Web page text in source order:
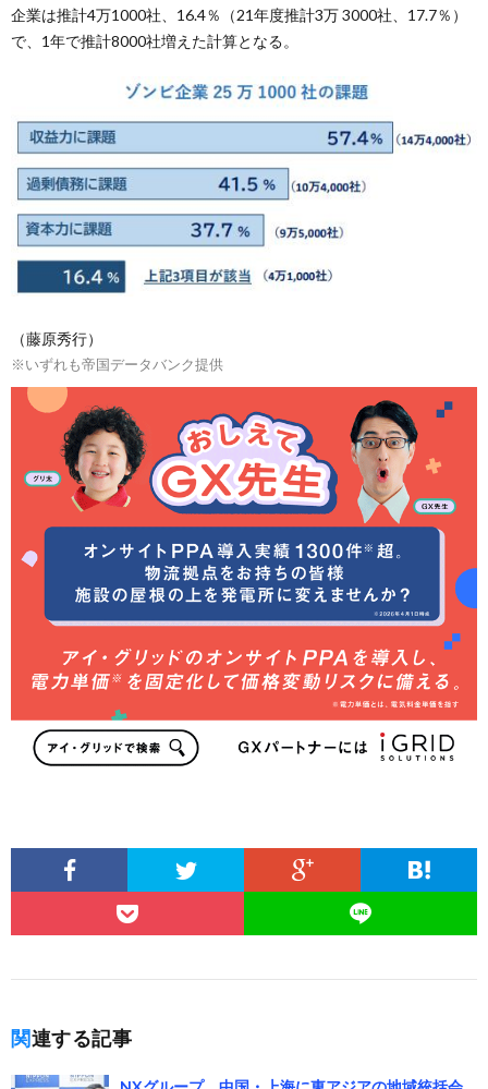
企業は推計4万1000社、16.4％（21年度推計3万 3000社、17.7％）
で、1年で推計8000社増えた計算となる。
（藤原秀行）
※いずれも帝国データバンク提供
関連する記事